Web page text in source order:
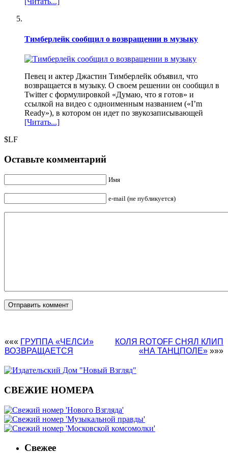
Тимберлейк сообщил о возвращении в музыку
Певец и актер Джастин Тимберлейк объявил, что
возвращается в музыку. О своем решении он сообщил в
Twitter с формулировкой «Думаю, что я готов» и
ссылкой на видео с одноименным названием («I’m
Ready»), в котором он идет по звукозаписывающей
[Читать...]
$LF
Оставьте комментарий
Имя
e-mail (не публикуется)
««« ГРУППА «ЧЕЛСИ»
ВОЗВРАЩАЕТСЯ
КОЛЯ ROTOFF СНЯЛ КЛИП
«НА ТАНЦПОЛЕ» »»»
СВЕЖИЕ НОМЕРА
Свежее